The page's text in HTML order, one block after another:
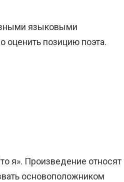
языковыми
оценить позицию поэта.
я». Произведение относят
основоположником